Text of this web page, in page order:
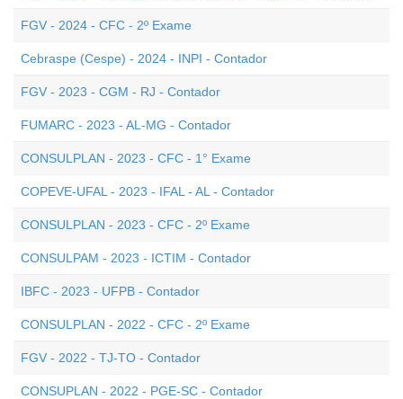
FGV - 2024 - CFC - 2º Exame
Cebraspe (Cespe) - 2024 - INPI - Contador
FGV - 2023 - CGM - RJ - Contador
FUMARC - 2023 - AL-MG - Contador
CONSULPLAN - 2023 - CFC - 1° Exame
COPEVE-UFAL - 2023 - IFAL - AL - Contador
CONSULPLAN - 2023 - CFC - 2º Exame
CONSULPAM - 2023 - ICTIM - Contador
IBFC - 2023 - UFPB - Contador
CONSULPLAN - 2022 - CFC - 2º Exame
FGV - 2022 - TJ-TO - Contador
CONSUPLAN - 2022 - PGE-SC - Contador